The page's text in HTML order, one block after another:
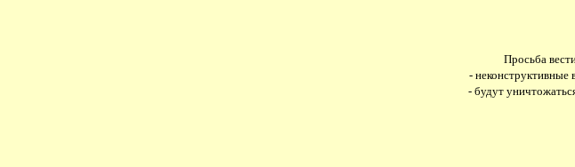
Просьба
- неконструктивные
- будут